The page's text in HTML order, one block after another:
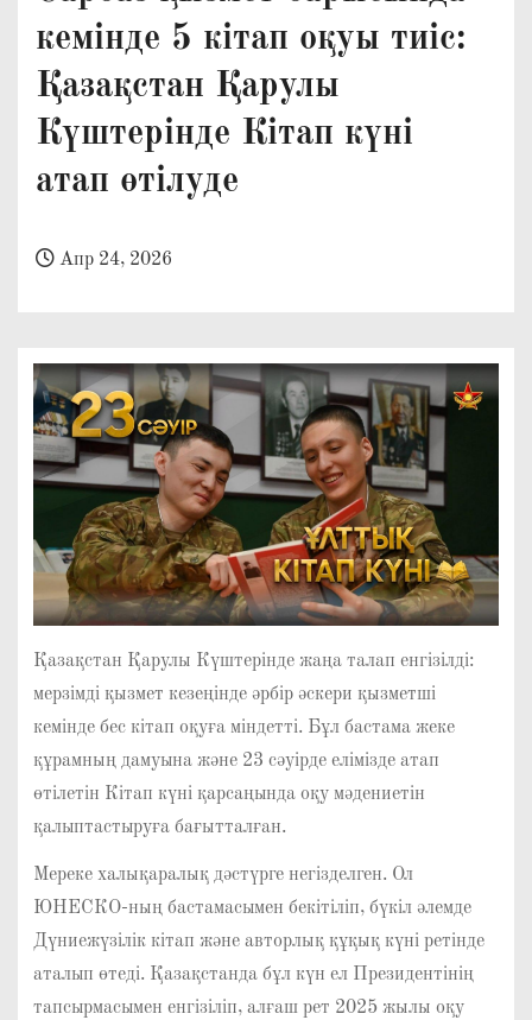
кемінде 5 кітап оқуы тиіс:
Қазақстан Қарулы
Күштерінде Кітап күні
атап өтілуде
Апр 24, 2026
Қазақстан Қарулы Күштерінде жаңа талап енгізілді:
мерзімді қызмет кезеңінде әрбір әскери қызметші
кемінде бес кітап оқуға міндетті. Бұл бастама жеке
құрамның дамуына және 23 сәуірде елімізде атап
өтілетін Кітап күні қарсаңында оқу мәдениетін
қалыптастыруға бағытталған.
Мереке халықаралық дәстүрге негізделген. Ол
ЮНЕСКО-ның бастамасымен бекітіліп, бүкіл әлемде
Дүниежүзілік кітап және авторлық құқық күні ретінде
аталып өтеді. Қазақстанда бұл күн ел Президентінің
тапсырмасымен енгізіліп, алғаш рет 2025 жылы оқу